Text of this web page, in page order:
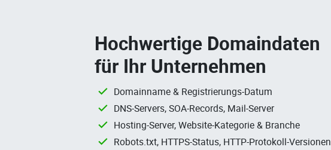
Hochwertige Domaindaten
für Ihr Unternehmen
Domainname & Registrierungs-Datum
DNS-Servers, SOA-Records, Mail-Server
Hosting-Server, Website-Kategorie & Branche
Robots.txt, HTTPS-Status, HTTP-Protokoll-Versionen